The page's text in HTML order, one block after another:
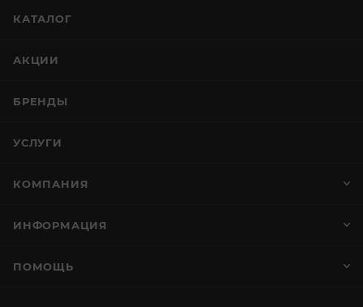
КАТАЛОГ
АКЦИИ
БРЕНДЫ
УСЛУГИ
КОМПАНИЯ
ИНФОРМАЦИЯ
ПОМОЩЬ